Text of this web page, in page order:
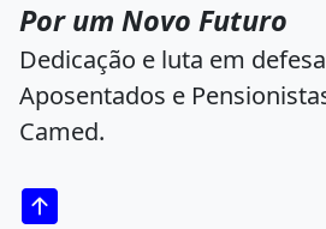
Por um Novo Futuro
Dedicação e luta em
Aposentados e
Camed.